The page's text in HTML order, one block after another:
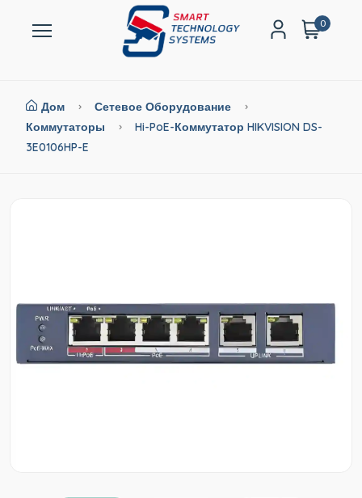
0
Дом
Сетевое Оборудование
Коммутаторы
Hi-PoE-Коммутатор HIKVISION DS-
3E0106HP-E